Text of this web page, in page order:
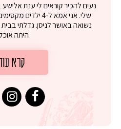
נעים להכיר קוראים לי ענת אלישע
שלי. אני אמא ל-4
נשואה באושר לניסן. גדלתי
היתה
קרא